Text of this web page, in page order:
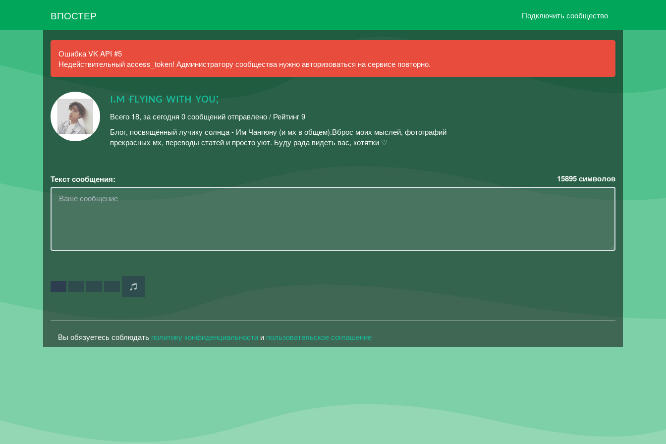
ВПОСТЕР Подключить сообщество
Ошибка VK API #5
Недействительный access_token! Администратору сообщества нужно авторизоваться на сервисе повторно.
ɪ.ᴍ ғʟʏɪɴɢ ᴡɪᴛʜ ʏᴏᴜ;
Всего 18, за сегодня 0 сообщений отправлено / Рейтинг 9
Блог, посвящённый лучику солнца - Им Чангюну (и мх в общем).Вброс моих мыслей, фотографий
прекрасных мх, переводы статей и просто уют. Буду рада видеть вас, котятки ♡
Текст сообщения: 15895символов
Вы обязуетесь соблюдать политику конфиденциальности и пользовательское соглашение